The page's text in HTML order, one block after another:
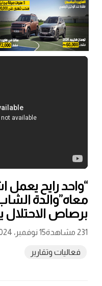
“واحد رايح يعمل
معاه”والدة
برصاص
231 مشاهدة 15 نوفمبر، 2024
فعاليات وتقارير